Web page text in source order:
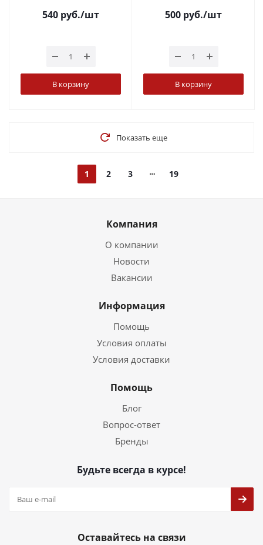
540 руб./шт
В корзину
500 руб./шт
В корзину
Показать еще
1 2 3 19
Компания
О компании
Новости
Вакансии
Информация
Помощь
Условия оплаты
Условия доставки
Помощь
Блог
Вопрос-ответ
Бренды
Будьте всегда в курсе!
Оставайтесь на связи